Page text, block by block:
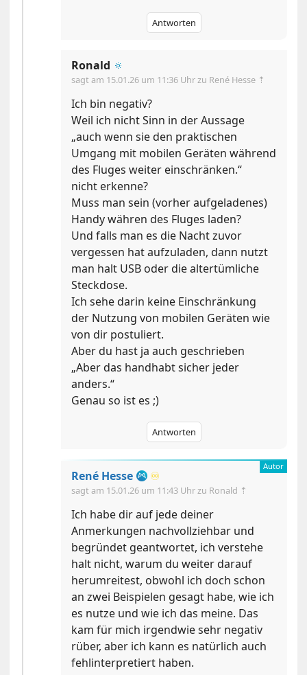
Antworten
Ronald 🔅
sagt am 15.01.26 um 11:36 Uhrzu René Hesse ⇡
Ich bin negativ?
Weil ich nicht Sinn in der Aussage
„auch wenn sie den praktischen
Umgang mit mobilen Geräten während
des Fluges weiter einschränken.“
nicht erkenne?
Muss man sein (vorher aufgeladenes)
Handy währen des Fluges laden?
Und falls man es die Nacht zuvor
vergessen hat aufzuladen, dann nutzt
man halt USB oder die altertümliche
Steckdose.
Ich sehe darin keine Einschränkung
der Nutzung von mobilen Geräten wie
von dir postuliert.
Aber du hast ja auch geschrieben
„Aber das handhabt sicher jeder
anders.“
Genau so ist es ;)
Antworten
René Hesse ♾️
sagt am 15.01.26 um 11:43 Uhrzu Ronald ⇡
Ich habe dir auf jede deiner
Anmerkungen nachvollziehbar und
begründet geantwortet, ich verstehe
halt nicht, warum du weiter darauf
herumreitest, obwohl ich doch schon
an zwei Beispielen gesagt habe, wie ich
es nutze und wie ich das meine. Das
kam für mich irgendwie sehr negativ
rüber, aber ich kann es natürlich auch
fehlinterpretiert haben.